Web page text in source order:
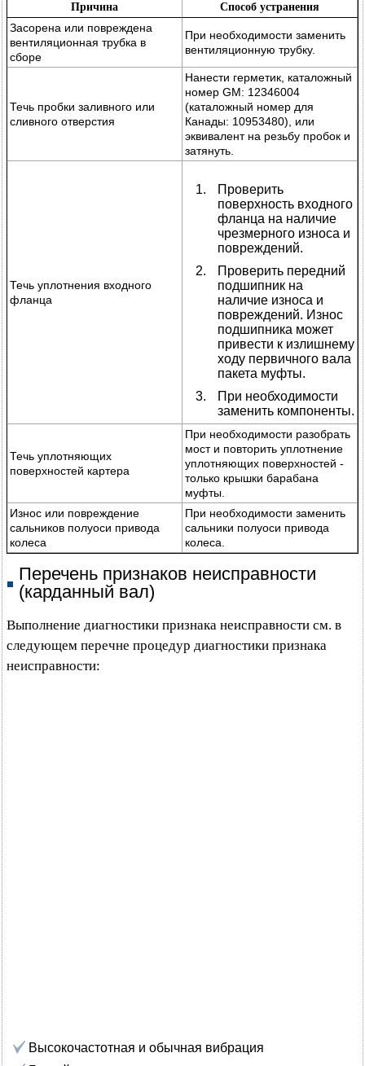
Причина Способ устранения
Засорена или повреждена
вентиляционная трубка в
сборе
При необходимости заменить
вентиляционную трубку.
Течь пробки заливного или
сливного отверстия
Нанести герметик, каталожный
номер GM: 12346004
(каталожный номер для
Канады: 10953480), или
эквивалент на резьбу пробок и
затянуть.
Течь уплотнения входного
фланца
Проверить
поверхность входного
фланца на наличие
чрезмерного износа и
повреждений.
Проверить передний
подшипник на
наличие износа и
повреждений. Износ
подшипника может
привести к излишнему
ходу первичного вала
пакета муфты.
При необходимости
заменить компоненты.
Течь уплотняющих
поверхностей картера
При необходимости разобрать
мост и повторить уплотнение
уплотняющих поверхностей -
только крышки барабана
муфты.
Износ или повреждение
сальников полуоси привода
колеса
При необходимости заменить
сальники полуоси привода
колеса.
Перечень признаков неисправности
(карданный вал)
Выполнение диагностики признака неисправности см. в
следующем перечне процедур диагностики признака
неисправности:
Высокочастотная и обычная вибрация